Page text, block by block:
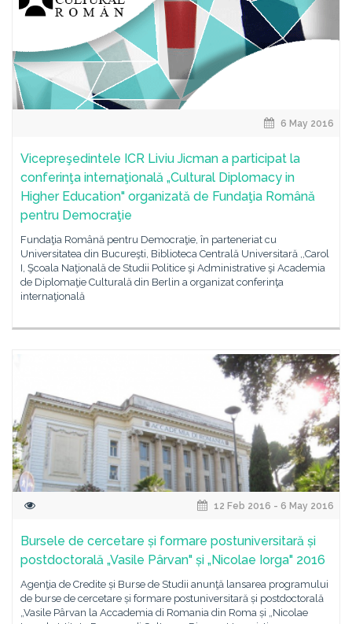
6 May 2016
Vicepreşedintele ICR Liviu Jicman a participat la
conferinţa internaţională „Cultural Diplomacy in
Higher Education" organizată de Fundaţia Română
pentru Democraţie
Fundaţia Română pentru Democraţie, în parteneriat cu
Universitatea din Bucureşti, Biblioteca Centrală Universitară ,,Carol
I, Şcoala Naţională de Studii Politice şi Administrative şi Academia
de Diplomaţie Culturală din Berlin a organizat conferinţa
internaţională
12 Feb 2016 - 6 May 2016
Bursele de cercetare și formare postuniversitară și
postdoctorală „Vasile Pârvan" și „Nicolae Iorga" 2016
Agenţia de Credite și Burse de Studii anunţă lansarea programului
de burse de cercetare și formare postuniversitară și postdoctorală
„Vasile Pârvan la Accademia di Romania din Roma și „Nicolae